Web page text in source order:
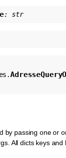
: str
by passing one or
All dicts keys and